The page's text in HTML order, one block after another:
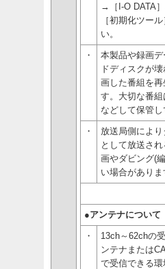
→［I-O DATA
［初期化ツー
い。
・
本製品や録画
ドディスクが
画した番組を再
す。大切な番
などして保管し
・
放送局側によ
として放送さ
画やダビング(
い場合がありま
●アンテナについて
・
13ch～62chの
ンテナまたは
で受信できる